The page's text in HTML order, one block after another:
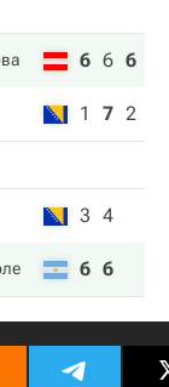
6 6 6
1 7 2
3 4
6 6